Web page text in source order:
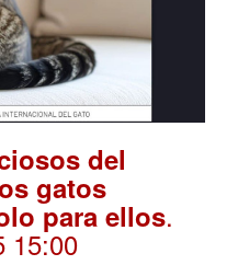
del
gatos
para ellos.
15:00